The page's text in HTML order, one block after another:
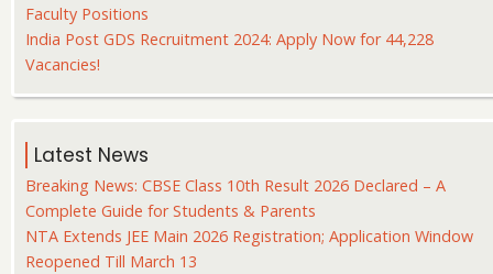
Faculty Positions
India Post GDS Recruitment 2024: Apply Now for 44,228
Vacancies!
Latest News
Breaking News: CBSE Class 10th Result 2026 Declared – A
Complete Guide for Students & Parents
NTA Extends JEE Main 2026 Registration; Application Window
Reopened Till March 13